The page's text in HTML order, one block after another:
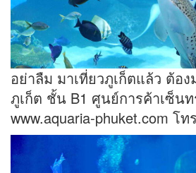
อย่าลืม มาเที่ยวภูเก็ตแล้ว ต้อง
ภูเก็ต ชั้น B1 ศูนย์การค้าเซ็น
www.aquaria-phuket.com โท